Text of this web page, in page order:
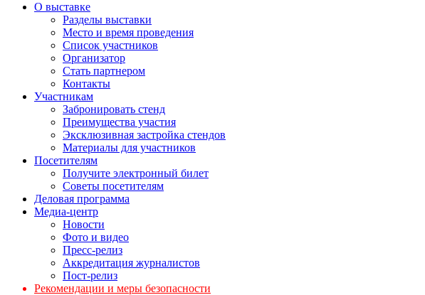
О выставке
Разделы выставки
Место и время проведения
Список участников
Организатор
Стать партнером
Контакты
Участникам
Забронировать стенд
Преимущества участия
Эксклюзивная застройка стендов
Материалы для участников
Посетителям
Получите электронный билет
Советы посетителям
Деловая программа
Медиа-центр
Новости
Фото и видео
Пресс-релиз
Аккредитация журналистов
Пост-релиз
Рекомендации и меры безопасности
Donate
Support Ukraine
Share this widget